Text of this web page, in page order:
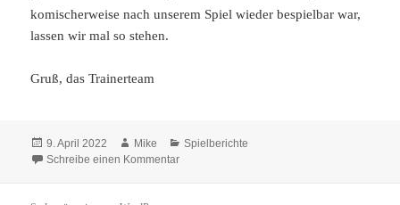
komischerweise nach unserem Spiel wieder bespielbar war,
lassen wir mal so stehen.
Gruß, das Trainerteam
Veröffentlicht
am
9. April 2022 Autor
Mike Kategorien
Spielberichte
Schreibe einen Kommentarzu 09.04.22 Auswärtsspiel gegen Salingia